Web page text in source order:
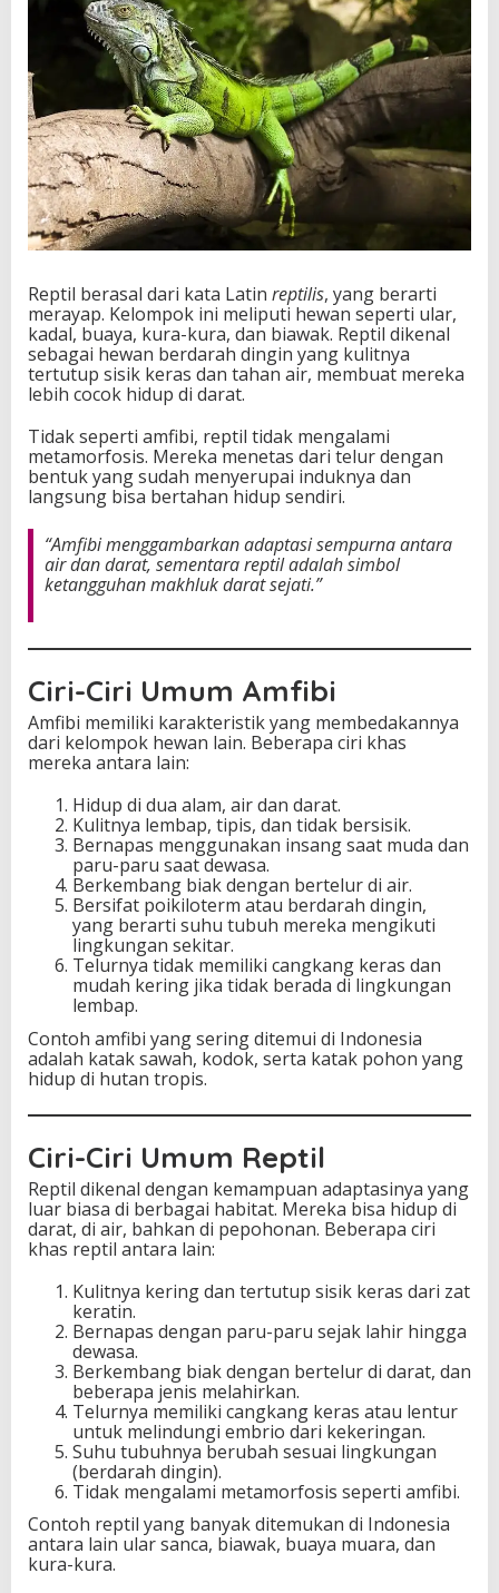
Reptil berasal dari kata Latin reptilis, yang berarti
merayap. Kelompok ini meliputi hewan seperti ular,
kadal, buaya, kura-kura, dan biawak. Reptil dikenal
sebagai hewan berdarah dingin yang kulitnya
tertutup sisik keras dan tahan air, membuat mereka
lebih cocok hidup di darat.
Tidak seperti amfibi, reptil tidak mengalami
metamorfosis. Mereka menetas dari telur dengan
bentuk yang sudah menyerupai induknya dan
langsung bisa bertahan hidup sendiri.
“Amfibi menggambarkan adaptasi sempurna antara
air dan darat, sementara reptil adalah simbol
ketangguhan makhluk darat sejati.”
Ciri-Ciri Umum Amfibi
Amfibi memiliki karakteristik yang membedakannya
dari kelompok hewan lain. Beberapa ciri khas
mereka antara lain:
Hidup di dua alam, air dan darat.
Kulitnya lembap, tipis, dan tidak bersisik.
Bernapas menggunakan insang saat muda dan
paru-paru saat dewasa.
Berkembang biak dengan bertelur di air.
Bersifat poikiloterm atau berdarah dingin,
yang berarti suhu tubuh mereka mengikuti
lingkungan sekitar.
Telurnya tidak memiliki cangkang keras dan
mudah kering jika tidak berada di lingkungan
lembap.
Contoh amfibi yang sering ditemui di Indonesia
adalah katak sawah, kodok, serta katak pohon yang
hidup di hutan tropis.
Ciri-Ciri Umum Reptil
Reptil dikenal dengan kemampuan adaptasinya yang
luar biasa di berbagai habitat. Mereka bisa hidup di
darat, di air, bahkan di pepohonan. Beberapa ciri
khas reptil antara lain:
Kulitnya kering dan tertutup sisik keras dari zat
keratin.
Bernapas dengan paru-paru sejak lahir hingga
dewasa.
Berkembang biak dengan bertelur di darat, dan
beberapa jenis melahirkan.
Telurnya memiliki cangkang keras atau lentur
untuk melindungi embrio dari kekeringan.
Suhu tubuhnya berubah sesuai lingkungan
(berdarah dingin).
Tidak mengalami metamorfosis seperti amfibi.
Contoh reptil yang banyak ditemukan di Indonesia
antara lain ular sanca, biawak, buaya muara, dan
kura-kura.